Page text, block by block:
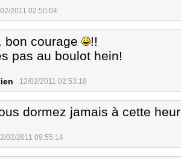
2011 02:50:04
bon courage
!!
pas au boulot hein!
12/02/2011 02:53:18
dormez jamais à cette
02/2011 09:55:14